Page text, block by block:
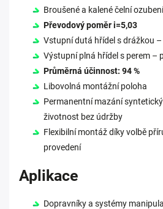
Broušené a kalené čelní ozubení
Převodový poměr i=5,03
Vstupní dutá hřídel s drážkou
Výstupní plná hřídel s perem –
Průměrná účinnost: 94 %
Libovolná montážní poloha
Permanentní mazání
životnost bez údržby
Flexibilní montáž díky volbě
provedení
Aplikace
Dopravníky a systémy